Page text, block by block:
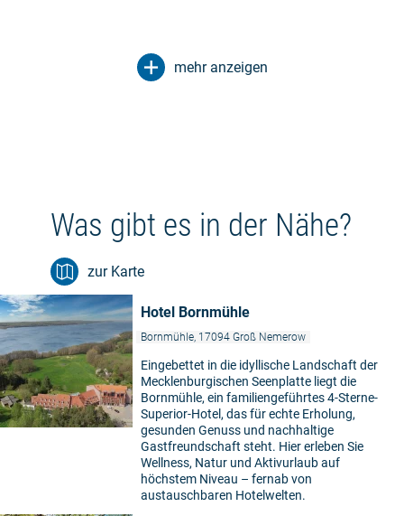
mehr anzeigen
Was gibt es in der Nähe?
zur Karte
Hotel Bornmühle
Bornmühle, 17094 Groß Nemerow
Eingebettet in die idyllische Landschaft der
Mecklenburgischen Seenplatte liegt die
Bornmühle, ein familiengeführtes 4-Sterne-
Superior-Hotel, das für echte Erholung,
gesunden Genuss und nachhaltige
Gastfreundschaft steht. Hier erleben Sie
Wellness, Natur und Aktivurlaub auf
höchstem Niveau – fernab von
austauschbaren Hotelwelten.